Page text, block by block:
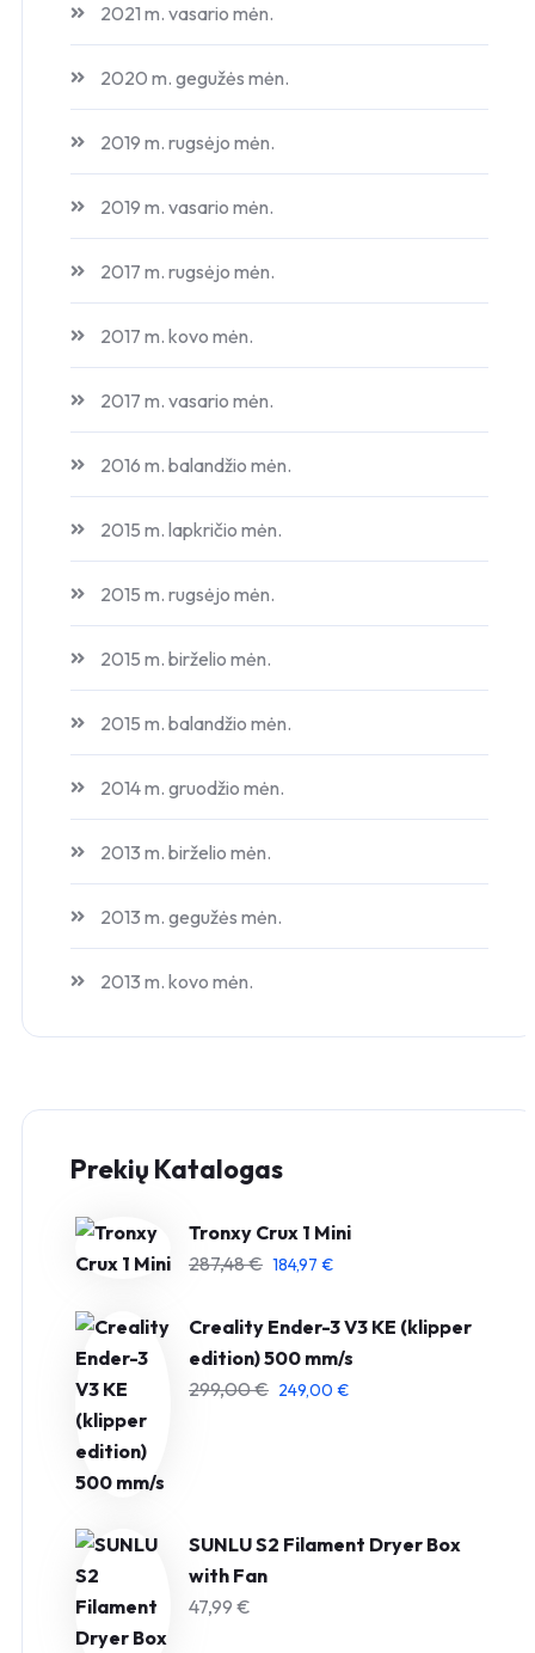
2021 m. vasario mėn.
2020 m. gegužės mėn.
2019 m. rugsėjo mėn.
2019 m. vasario mėn.
2017 m. rugsėjo mėn.
2017 m. kovo mėn.
2017 m. vasario mėn.
2016 m. balandžio mėn.
2015 m. lapkričio mėn.
2015 m. rugsėjo mėn.
2015 m. birželio mėn.
2015 m. balandžio mėn.
2014 m. gruodžio mėn.
2013 m. birželio mėn.
2013 m. gegužės mėn.
2013 m. kovo mėn.
Prekių Katalogas
Tronxy Crux 1 Mini
287,48€ 184,97 €
Creality Ender-3 V3 KE (klipper
edition) 500 mm/s
299,00€ 249,00 €
SUNLU S2 Filament Dryer Box
with Fan
47,99 €